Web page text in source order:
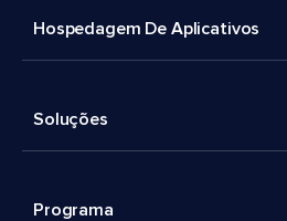
Hospedagem De Aplicativos
Soluções
Programa